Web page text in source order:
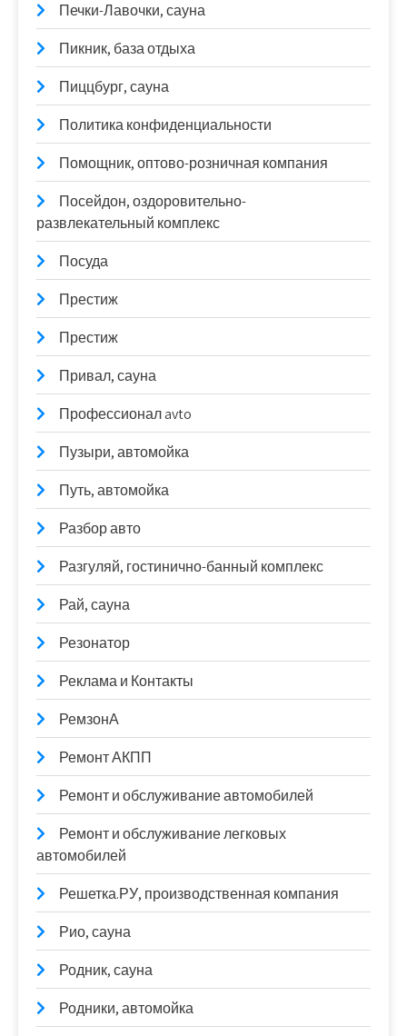
Печки-Лавочки, сауна
Пикник, база отдыха
Пиццбург, сауна
Политика конфиденциальности
Помощник, оптово-розничная компания
Посейдон, оздоровительно-
развлекательный комплекс
Посуда
Престиж
Престиж
Привал, сауна
Профессионал avto
Пузыри, автомойка
Путь, автомойка
Разбор авто
Разгуляй, гостинично-банный комплекс
Рай, сауна
Резонатор
Реклама и Контакты
РемзонА
Ремонт АКПП
Ремонт и обслуживание автомобилей
Ремонт и обслуживание легковых
автомобилей
Решетка.РУ, производственная компания
Рио, сауна
Родник, сауна
Родники, автомойка